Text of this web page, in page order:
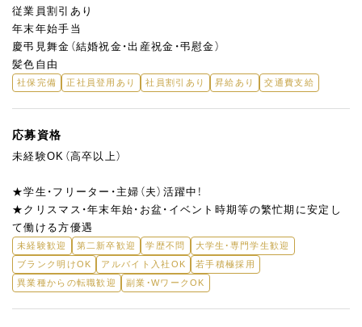
従業員割引あり
年末年始手当
慶弔見舞金（結婚祝金・出産祝金・弔慰金）
髪色自由
社保完備 正社員登用あり 社員割引あり 昇給あり 交通費支給
応募資格
未経験OK（高卒以上）
★学生・フリーター・主婦（夫）活躍中！
★クリスマス・年末年始・お盆・イベント時期等の繁忙期に安定し
て働ける方優遇
未経験歓迎 第二新卒歓迎 学歴不問
大学生・専門学生歓迎
ブランク明けOK
アルバイト入社OK
若手積極採用
異業種からの転職歓迎
副業・WワークOK